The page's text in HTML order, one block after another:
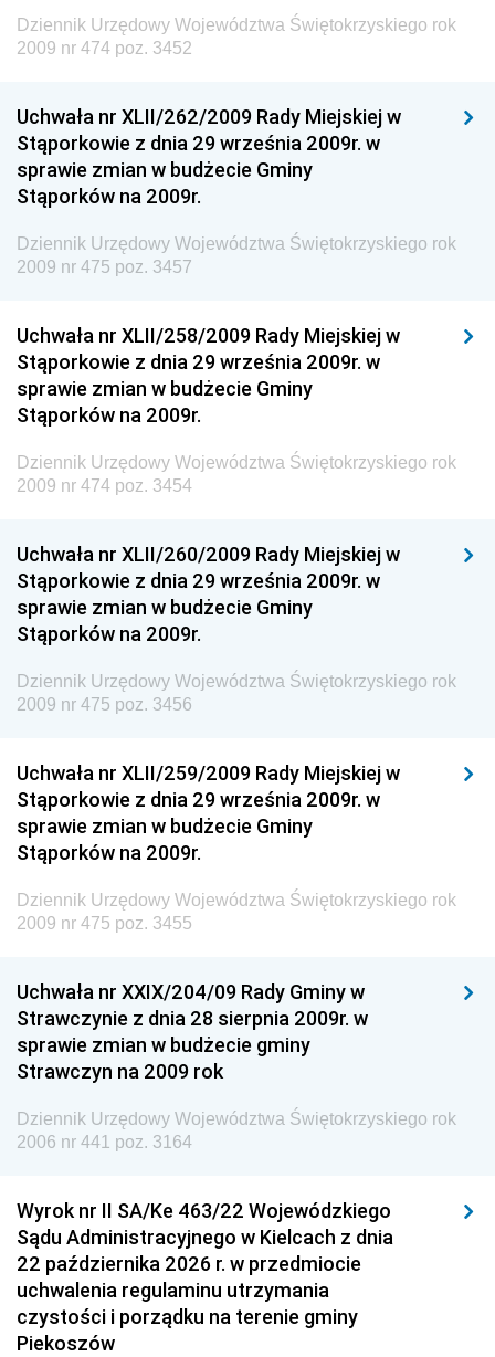
Technologii
Dziennik Urzędowy Ministra Kultury, Dziedzictwa
Dziennik Urzędowy Ministra Rodziny i Polityki
Społecznej
Dziennik Urzędowy Komendy Głównej Straży
Granicznej
Dziennik Urzędowy Głównego Inspektoratu Transportu
Drogowego
Dziennik Urzędowy Komendy Głównej Policji
Dziennik Urzędowy Ministra Pracy i Polityki
Społecznej
Dziennik Urzędowy Ministra Transportu, Budownictwa
i Gospodarki Morskiej
Dziennik Urzędowy Ministra Spraw Zagranicznych
Dziennik Urzędowy Centralnego Biura
Antykorupcyjnego
Wewnętrznego
Dziennik Urzędowy Urzędu Patentowego
Dziennik Urzędowy Generalnej Dyrekcji Dróg
Krajowych i Autostrad
Dziennik Urzędowy Ministra Środowiska
Dziennik Urzędowy Ministra Edukacji
Dziennik Urzędowy Ministra Przemysłu
Dziennik Urzędowy Ministra Finansów i Gospodarki
Dziennik Urzędowy Ministra do Spraw Unii
Dziennik Urzędowy Agencji Wywiadu
Dziennik Urzędowy Województwa Świętokrzyskiego rok
2009 nr 474 poz. 3452
Uchwała nr XLII/262/2009 Rady Miejskiej w
Stąporkowie z dnia 29 września 2009r. w
sprawie zmian w budżecie Gminy
Stąporków na 2009r.
Dziennik Urzędowy Województwa Świętokrzyskiego rok
2009 nr 475 poz. 3457
Uchwała nr XLII/258/2009 Rady Miejskiej w
Stąporkowie z dnia 29 września 2009r. w
sprawie zmian w budżecie Gminy
Stąporków na 2009r.
Dziennik Urzędowy Województwa Świętokrzyskiego rok
2009 nr 474 poz. 3454
Uchwała nr XLII/260/2009 Rady Miejskiej w
Stąporkowie z dnia 29 września 2009r. w
sprawie zmian w budżecie Gminy
Stąporków na 2009r.
Dziennik Urzędowy Województwa Świętokrzyskiego rok
2009 nr 475 poz. 3456
Uchwała nr XLII/259/2009 Rady Miejskiej w
Stąporkowie z dnia 29 września 2009r. w
sprawie zmian w budżecie Gminy
Stąporków na 2009r.
Dziennik Urzędowy Województwa Świętokrzyskiego rok
2009 nr 475 poz. 3455
Uchwała nr XXIX/204/09 Rady Gminy w
Strawczynie z dnia 28 sierpnia 2009r. w
sprawie zmian w budżecie gminy
Strawczyn na 2009 rok
Dziennik Urzędowy Województwa Świętokrzyskiego rok
2006 nr 441 poz. 3164
Wyrok nr II SA/Ke 463/22 Wojewódzkiego
Sądu Administracyjnego w Kielcach z dnia
22 października 2026 r. w przedmiocie
uchwalenia regulaminu utrzymania
czystości i porządku na terenie gminy
Piekoszów